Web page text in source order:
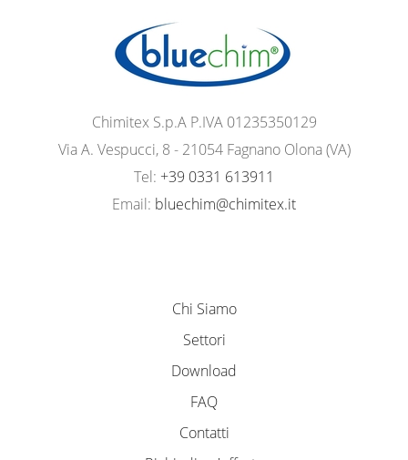
Chimitex S.p.A P.IVA 01235350129
Via A. Vespucci, 8 - 21054 Fagnano Olona (VA)
Tel: +39 0331 613911
Email: bluechim@chimitex.it
Chi Siamo
Settori
Download
FAQ
Contatti